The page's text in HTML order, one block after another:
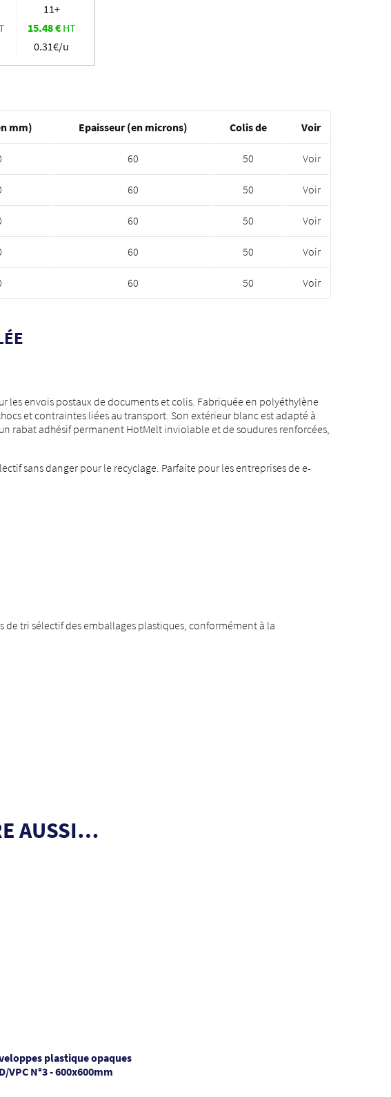
11+
15.48€ HT
0.31€/u
mm) Epaisseur (en microns) Colis de Voir
60 50 Voir
60 50 Voir
60 50 Voir
60 50 Voir
60 50 Voir
envois postaux de documents et colis. Fabriquée en polyéthylène
et contraintes liées au transport. Son extérieur blanc est adapté à
rabat adhésif permanent HotMelt inviolable et de soudures renforcées,
sans danger pour le recyclage. Parfaite pour les entreprises de e-
de tri sélectif des emballages plastiques, conformément à la
AUSSI…
plastique opaques
VPC N°3 - 600x600mm